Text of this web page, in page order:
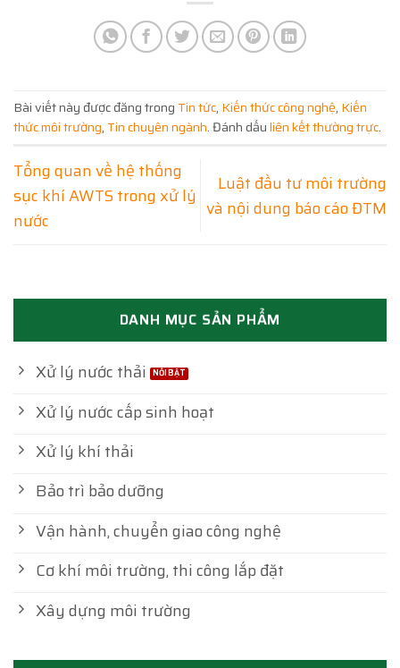
Bài viết này được đăng trong Tin tức, Kiến thức công nghệ, Kiến
thức môi trường, Tin chuyên ngành. Đánh dấuliên kết thường trực.
Tổng quan về hệ thống
sục khí AWTS trong xử lý
nước
Luật đầu tư môi trường
và nội dung báo cáo ĐTM
DANH MỤC SẢN PHẨM
Xử lý nước thải
Xử lý nước cấp sinh hoạt
Xử lý khí thải
Bảo trì bảo dưỡng
Vận hành, chuyển giao công nghệ
Cơ khí môi trường, thi công lắp đặt
Xây dựng môi trường